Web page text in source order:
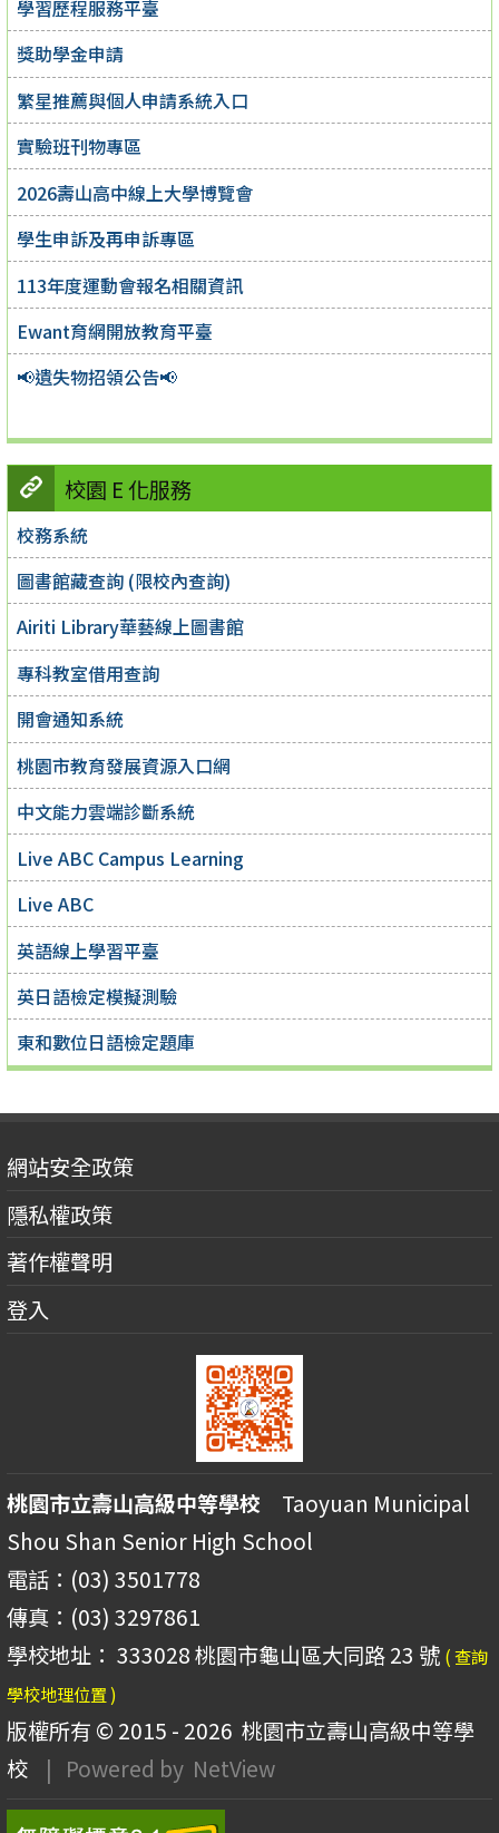
學習歷程服務平臺
獎助學金申請
繁星推薦與個人申請系統入口
實驗班刊物專區
2026壽山高中線上大學博覽會
學生申訴及再申訴專區
113年度運動會報名相關資訊
Ewant育網開放教育平臺
📢遺失物招領公告📢
校園 E 化服務
校務系統
圖書館藏查詢 (限校內查詢)
Airiti Library華藝線上圖書館
專科教室借用查詢
開會通知系統
桃園市教育發展資源入口網
中文能力雲端診斷系統
Live ABC Campus Learning
Live ABC
英語線上學習平臺
英日語檢定模擬測驗
東和數位日語檢定題庫
網站安全政策
隱私權政策
著作權聲明
登入
桃園市立壽山高級中等學校 Taoyuan Municipal
Shou Shan Senior High School
電話：(03) 3501778
傳真：(03) 3297861
學校地址： 333028 桃園市龜山區大同路 23 號 ( 查詢
學校地理位置 )
版權所有 © 2015 - 2026 桃園市立壽山高級中等學
校
| Powered by NetView